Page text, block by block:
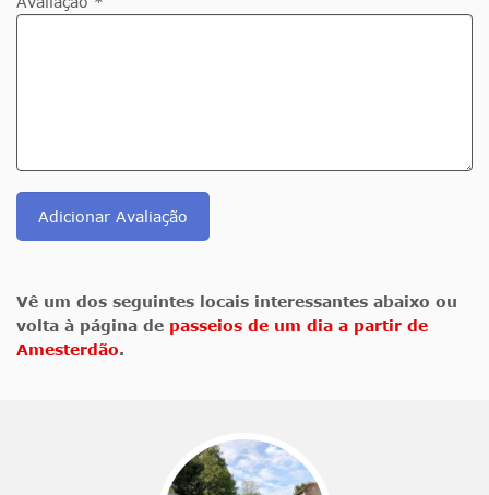
Adicionar Avaliação
Vê um dos seguintes locais interessantes abaixo ou
volta à página de passeios de um dia a partir de
Amesterdão.